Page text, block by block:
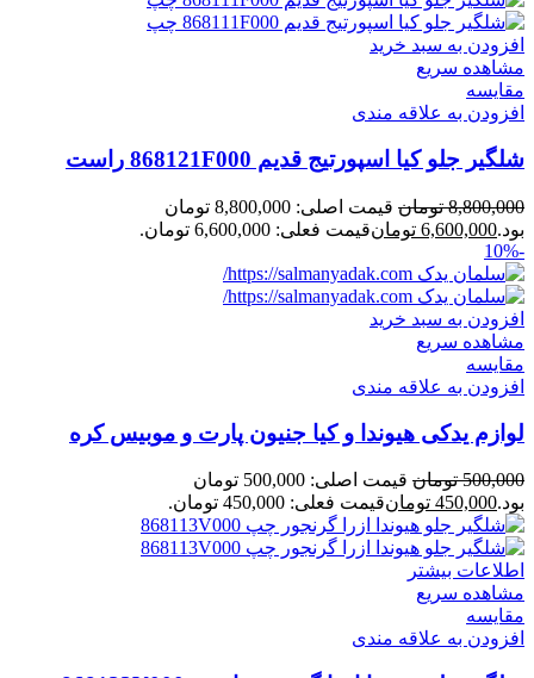
افزودن به سبد خرید
مشاهده سریع
مقایسه
افزودن به علاقه مندی
شلگیر جلو کیا اسپورتیج قدیم 868121F000 راست
8,800,000 تومان
قیمت اصلی: 8,800,000 تومان
بود.6,600,000 تومانقیمت فعلی: 6,600,000 تومان.
-10%
افزودن به سبد خرید
مشاهده سریع
مقایسه
افزودن به علاقه مندی
لوازم یدکی هیوندا و کیا جنیون پارت و موبیس کره
500,000 تومان
قیمت اصلی: 500,000 تومان
بود.450,000 تومانقیمت فعلی: 450,000 تومان.
اطلاعات بیشتر
مشاهده سریع
مقایسه
افزودن به علاقه مندی